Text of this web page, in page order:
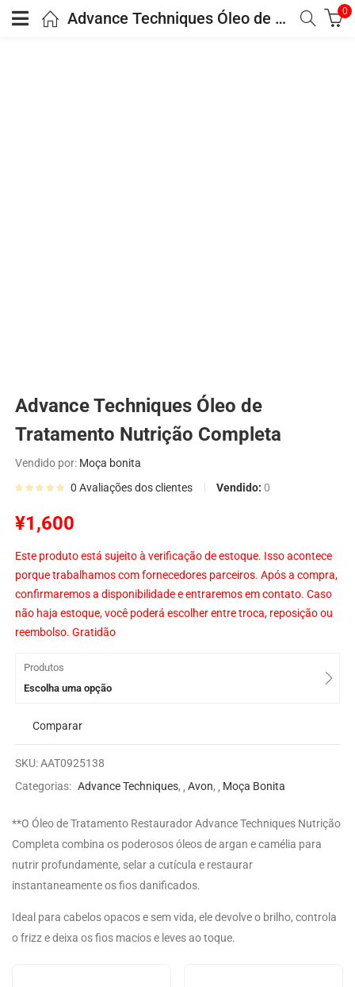
Advance Techniques Óleo de Tratamento Nutrição Completa 0
Advance Techniques Óleo de
Tratamento Nutrição Completa
Vendido por: Moça bonita
0 Avaliações dos clientes Vendido:0
¥1,600
Este produto está sujeito à verificação de estoque. Isso acontece
porque trabalhamos com fornecedores parceiros. Após a compra,
confirmaremos a disponibilidade e entraremos em contato. Caso
não haja estoque, você poderá escolher entre troca, reposição ou
reembolso. Gratidão
Produtos
Escolha uma opção
Comparar
SKU:AAT0925138
Categorias: Advance Techniques, Avon, Moça Bonita
**O Óleo de Tratamento Restaurador Advance Techniques Nutrição
Completa combina os poderosos óleos de argan e camélia para
nutrir profundamente, selar a cutícula e restaurar
instantaneamente os fios danificados.
Ideal para cabelos opacos e sem vida, ele devolve o brilho, controla
o frizz e deixa os fios macios e leves ao toque.